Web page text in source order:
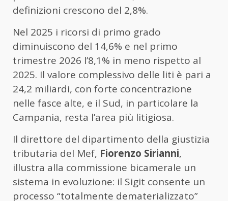
definizioni crescono del 2,8%.
Nel 2025 i ricorsi di primo grado
diminuiscono del 14,6% e nel primo
trimestre 2026 l’8,1% in meno rispetto al
2025. Il valore complessivo delle liti è pari a
24,2 miliardi, con forte concentrazione
nelle fasce alte, e il Sud, in particolare la
Campania, resta l’area più litigiosa.
Il direttore del dipartimento della giustizia
tributaria del Mef, Fiorenzo Sirianni,
illustra alla commissione bicamerale un
sistema in evoluzione: il Sigit consente un
processo “totalmente dematerializzato”